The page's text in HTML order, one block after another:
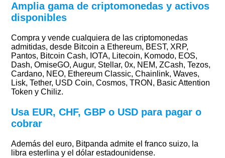
Amplia gama de criptomonedas y activos
disponibles
Compra y vende cualquiera de las criptomonedas
admitidas, desde Bitcoin a Ethereum, BEST, XRP,
Pantos, Bitcoin Cash, IOTA, Litecoin, Komodo, EOS,
Dash, OmiseGO, Augur, Stellar, 0x, NEM, ZCash, Tezos,
Cardano, NEO, Ethereum Classic, Chainlink, Waves,
Lisk, Tether, USD Coin, Cosmos, TRON, Basic Attention
Token y Chiliz.
Usa EUR, CHF, GBP o USD para pagar o
cobrar
Además del euro, Bitpanda admite el franco suizo, la
libra esterlina y el dólar estadounidense.